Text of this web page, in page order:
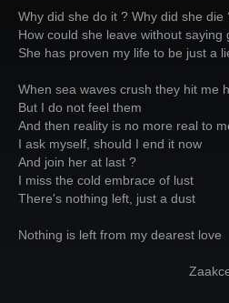
Login
Why did she do it ? Why did she die
How could she leave without saying
She has proven my life to be just a
When sea waves crush they hit me
But I do not feel them
And then reality is no more real to
I ask myself, should I end it now
And join her at last ?
I miss the cold embrace of lust
There's nothing left, just a dust
Nothing is left from my dearest love